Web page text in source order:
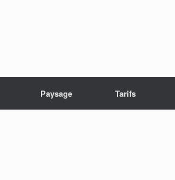
Paysage Tarifs